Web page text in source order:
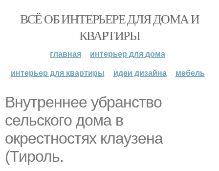
ВСЁ ОБ ИНТЕРЬЕРЕ ДЛЯ ДОМА И
КВАРТИРЫ
главная
интерьер для дома
интерьер для квартиры
идеи дизайна мебель
Внутреннее убранство
сельского дома в
окрестностях клаузена
(Тироль.